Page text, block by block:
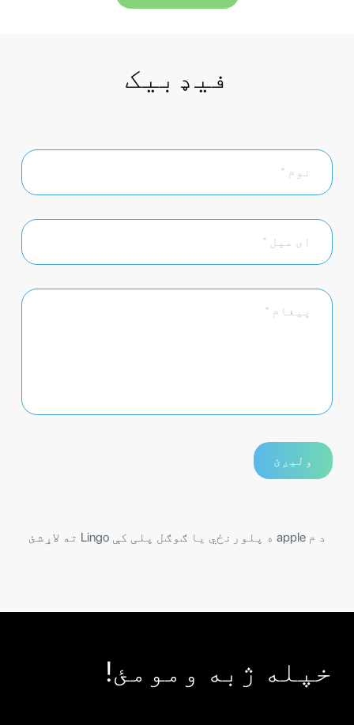
فیډبیک
د م apple ه پلورنځي یا ګوګل پلی کې Lingo ته لاړشئ
خپله ژبه ومومئ!